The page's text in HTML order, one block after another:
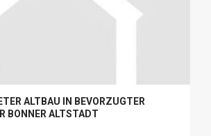
ALTBAU IN BEVORZUGTER
BONNER ALTSTADT